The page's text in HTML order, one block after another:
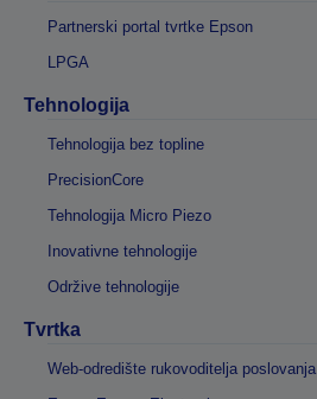
Partnerski portal tvrtke Epson
LPGA
Tehnologija
Tehnologija bez topline
PrecisionCore
Tehnologija Micro Piezo
Inovativne tehnologije
Održive tehnologije
Tvrtka
Web-odredište rukovoditelja poslovanja